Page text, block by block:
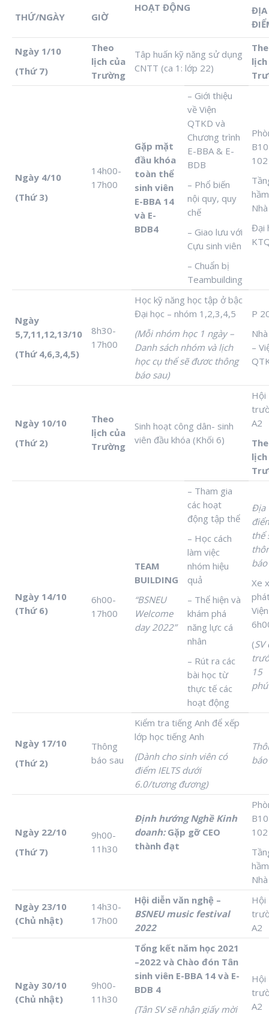
THỨ/NGÀY GIỜ
HOẠT ĐỘNG
ĐỊA
Ngày 1/10
(Thứ 7)
Theo
lịch của
Trường
Tâp huấn kỹ năng sử dụng
CNTT (ca 1: lớp 22)
Ngày 4/10
(Thứ 3)
14h00-
17h00
Gặp mặt
đầu khóa
toàn thể
sinh viên
E-BBA 14
và E-
BDB4
– Giới thiệu
về Viện
QTKD và
Chương trình
E-BBA & E-
BDB
– Phổ biến
nội quy, quy
chế
– Giao lưu với
Cựu sinh viên
– Chuẩn bị
Teambuilding
102
Đại
Ngày
5,7,11,12,13/10
(Thứ 4,6,3,4,5)
8h30-
17h00
Học kỹ năng học tập ở bậc
Đại học – nhóm 1,2,3,4,5
(Mỗi nhóm học 1 ngày –
Danh sách nhóm và lịch
học cụ thể sẽ đươc thông
báo sau)
P
–
Ngày 10/10
(Thứ 2)
Theo
lịch của
Trường
Sinh hoạt công dân- sinh
viên đầu khóa (Khối 6)
Hội
A2
Ngày 14/10
(Thứ 6)
6h00-
17h00
TEAM
BUILDING
“BSNEU
Welcome
day 2022”
– Tham gia
các hoạt
động tập thể
– Học cách
làm việc
nhóm hiệu
quả
– Thể hiện và
khám phá
năng lực cá
nhân
– Rút ra các
bài học từ
thực tế các
hoạt động
Địa
thể
Xe
(SV
15
Ngày 17/10
(Thứ 2)
Thông
báo sau
Kiểm tra tiếng Anh để xếp
lớp học tiếng Anh
(Dành cho sinh viên có
điểm IELTS dưới
6.0/tương đương)
Ngày 22/10
(Thứ 7)
9h00-
11h30
Định hướng Nghề Kinh
doanh: Gặp gỡ CEO
thành đạt
102
Ngày 23/10
(Chủ nhật)
14h30-
17h00
Hội diễn văn nghệ –
BSNEU music festival
2022
Hội
A2
Ngày 30/10
(Chủ nhật)
9h00-
11h30
Tổng kết năm học 2021
–2022 và Chào đón Tân
sinh viên E-BBA 14 và E-
BDB 4
(Tân SV sẽ nhận giấy mời
Hội
A2